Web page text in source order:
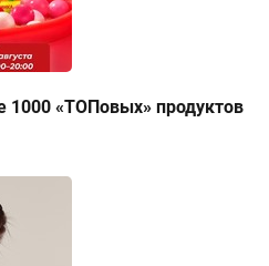
1000 «ТОПовых» продуктов